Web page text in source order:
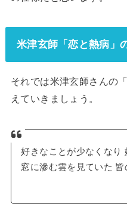
米津玄師「恋と熱病」
それでは米津玄師さんの
えていきましょう。
好きなことが少なくなり
窓に滲む雲を見ていた 皆